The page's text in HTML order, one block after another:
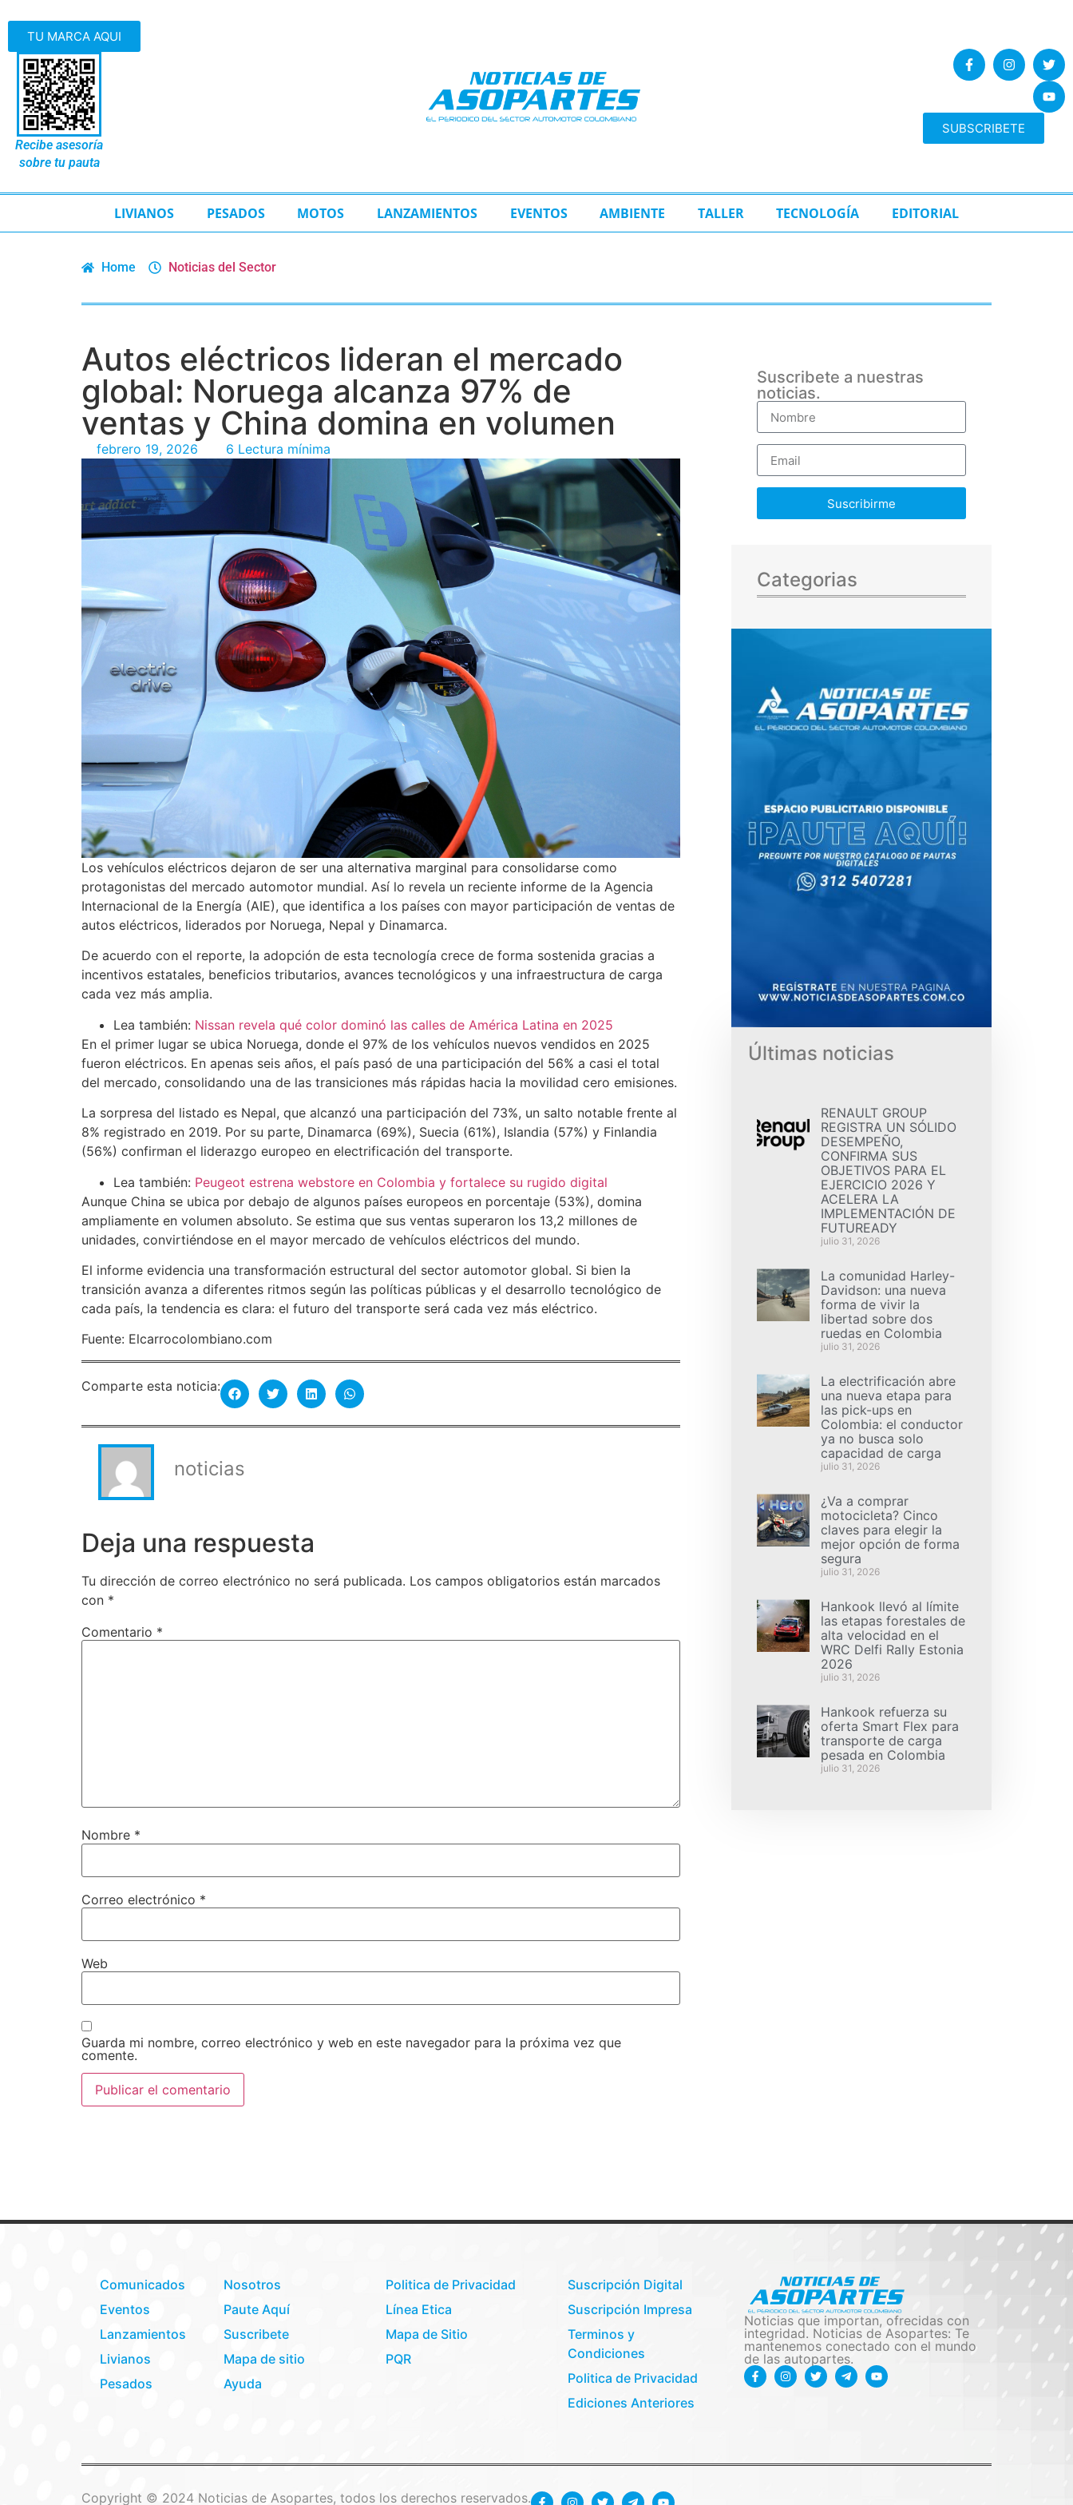
TU MARCA AQUI
Recibe asesoría
sobre tu pauta
SUBSCRIBETE
LIVIANOS PESADOS MOTOS LANZAMIENTOS EVENTOS AMBIENTE TALLER TECNOLOGÍA EDITORIAL
Home Noticias del Sector
Autos eléctricos lideran el mercado
global: Noruega alcanza 97% de
ventas y China domina en volumen
febrero 19, 2026 6 Lectura mínima
Los vehículos eléctricos dejaron de ser una alternativa marginal para consolidarse como
protagonistas del mercado automotor mundial. Así lo revela un reciente informe de la Agencia
Internacional de la Energía (AIE), que identifica a los países con mayor participación de ventas de
autos eléctricos, liderados por Noruega, Nepal y Dinamarca.
De acuerdo con el reporte, la adopción de esta tecnología crece de forma sostenida gracias a
incentivos estatales, beneficios tributarios, avances tecnológicos y una infraestructura de carga
cada vez más amplia.
Lea también: Nissan revela qué color dominó las calles de América Latina en 2025
En el primer lugar se ubica Noruega, donde el 97% de los vehículos nuevos vendidos en 2025
fueron eléctricos. En apenas seis años, el país pasó de una participación del 56% a casi el total
del mercado, consolidando una de las transiciones más rápidas hacia la movilidad cero emisiones.
La sorpresa del listado es Nepal, que alcanzó una participación del 73%, un salto notable frente al
8% registrado en 2019. Por su parte, Dinamarca (69%), Suecia (61%), Islandia (57%) y Finlandia
(56%) confirman el liderazgo europeo en electrificación del transporte.
Lea también: Peugeot estrena webstore en Colombia y fortalece su rugido digital
Aunque China se ubica por debajo de algunos países europeos en porcentaje (53%), domina
ampliamente en volumen absoluto. Se estima que sus ventas superaron los 13,2 millones de
unidades, convirtiéndose en el mayor mercado de vehículos eléctricos del mundo.
El informe evidencia una transformación estructural del sector automotor global. Si bien la
transición avanza a diferentes ritmos según las políticas públicas y el desarrollo tecnológico de
cada país, la tendencia es clara: el futuro del transporte será cada vez más eléctrico.
Fuente: Elcarrocolombiano.com
Comparte esta noticia:
noticias
Deja una respuesta
Tu dirección de correo electrónico no será publicada. Los campos obligatorios están marcados
con *
Comentario *
Nombre *
Correo electrónico *
Web
Guarda mi nombre, correo electrónico y web en este navegador para la próxima vez que
comente.
Suscribete a nuestras
noticias.
Suscribirme
Categorias
Últimas noticias
RENAULT GROUP
REGISTRA UN SÓLIDO
DESEMPEÑO,
CONFIRMA SUS
OBJETIVOS PARA EL
EJERCICIO 2026 Y
ACELERA LA
IMPLEMENTACIÓN DE
FUTUREADY
julio 31, 2026
La comunidad Harley-
Davidson: una nueva
forma de vivir la
libertad sobre dos
ruedas en Colombia
julio 31, 2026
La electrificación abre
una nueva etapa para
las pick-ups en
Colombia: el conductor
ya no busca solo
capacidad de carga
julio 31, 2026
¿Va a comprar
motocicleta? Cinco
claves para elegir la
mejor opción de forma
segura
julio 31, 2026
Hankook llevó al límite
las etapas forestales de
alta velocidad en el
WRC Delfi Rally Estonia
2026
julio 31, 2026
Hankook refuerza su
oferta Smart Flex para
transporte de carga
pesada en Colombia
julio 31, 2026
Comunicados
Eventos
Lanzamientos
Livianos
Pesados
Nosotros
Paute Aquí
Suscribete
Mapa de sitio
Ayuda
Politica de Privacidad
Línea Etica
Mapa de Sitio
PQR
Suscripción Digital
Suscripción Impresa
Terminos y
Condiciones
Politica de Privacidad
Ediciones Anteriores
Noticias que importan, ofrecidas con
integridad. Noticias de Asopartes: Te
mantenemos conectado con el mundo
de las autopartes.
Copyright © 2024 Noticias de Asopartes, todos los derechos reservados.